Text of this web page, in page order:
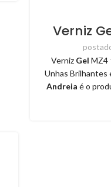
Verniz
Verniz Gel MZ4
Unhas Brilhantes
Andreia é o